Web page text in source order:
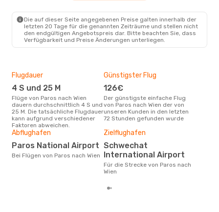
Die auf dieser Seite angegebenen Preise galten innerhalb der
letzten 20 Tage für die genannten Zeiträume und stellen nicht
den endgültigen Angebotspreis dar. Bitte beachten Sie, dass
Verfügbarkeit und Preise Änderungen unterliegen.
Flugdauer
4 S und 25 M
Flüge von Paros nach Wien
dauern durchschnittlich 4 S und
25 M. Die tatsächliche Flugdauer
kann aufgrund verschiedener
Faktoren abweichen.
Günstigster Flug
126€
Der günstigste einfache Flug
von Paros nach Wien der von
unseren Kunden in den letzten
72 Stunden gefunden wurde
Abflughafen
Paros National Airport
Bei Flügen von Paros nach Wien
Zielflughafen
Schwechat
International Airport
Für die Strecke von Paros nach
Wien